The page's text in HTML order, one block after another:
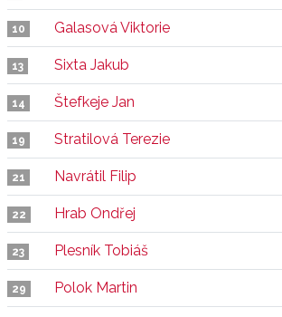
10 Galasová Viktorie
13 Sixta Jakub
14 Štefkeje Jan
19 Stratilová Terezie
21 Navrátil Filip
22 Hrab Ondřej
23 Plesník Tobiáš
29 Polok Martin